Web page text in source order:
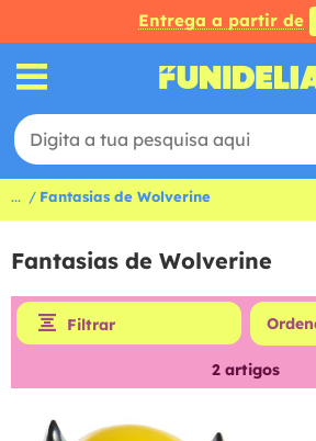
Entrega a partir de
... Fantasias de Wolverine
Fantasias de Wolverine
Filtrar
2 artigos